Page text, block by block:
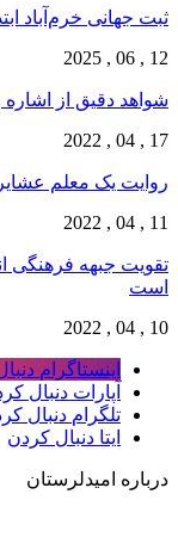
ثبت جهانی خرم‌‌آباد
12 , 06 , 2025
شواهد دقیق از
17 , 04 , 2022
روایت یک معلم
11 , 04 , 2022
تقویت جبهه فرهنگی
است
10 , 04 , 2022
اینستاگرام
آپارات دنبال
تلگرام دنبال
ایتا دنبال کردن
درباره امیدلرستان